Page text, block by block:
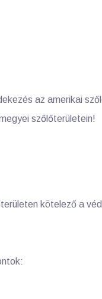
az amerikai
szőlőterületein!
kötelező a